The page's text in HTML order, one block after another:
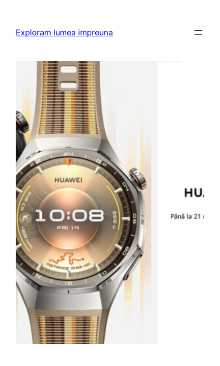
content
Exploram lumea impreuna